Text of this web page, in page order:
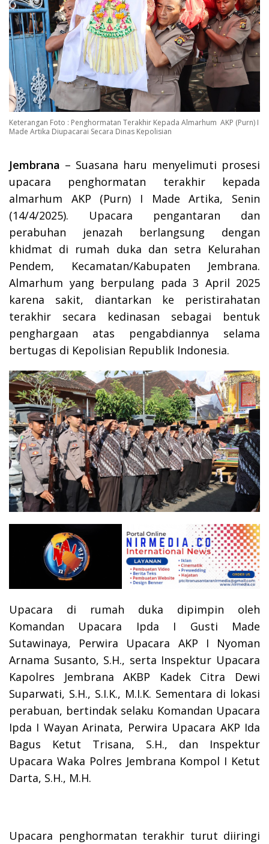
Keterangan Foto : Penghormatan Terakhir Kepada Almarhum AKP (Purn) I
Made Artika Diupacarai Secara Dinas Kepolisian
Jembrana – Suasana haru menyelimuti prosesi
upacara penghormatan terakhir kepada
almarhum AKP (Purn) I Made Artika, Senin
(14/4/2025). Upacara pengantaran dan
perabuhan jenazah berlangsung dengan
khidmat di rumah duka dan setra Kelurahan
Pendem, Kecamatan/Kabupaten Jembrana.
Almarhum yang berpulang pada 3 April 2025
karena sakit, diantarkan ke peristirahatan
terakhir secara kedinasan sebagai bentuk
penghargaan atas pengabdiannya selama
bertugas di Kepolisian Republik Indonesia.
Upacara di rumah duka dipimpin oleh
Komandan Upacara Ipda I Gusti Made
Sutawinaya, Perwira Upacara AKP I Nyoman
Arnama Susanto, S.H., serta Inspektur Upacara
Kapolres Jembrana AKBP Kadek Citra Dewi
Suparwati, S.H., S.I.K., M.I.K. Sementara di lokasi
perabuan, bertindak selaku Komandan Upacara
Ipda I Wayan Arinata, Perwira Upacara AKP Ida
Bagus Ketut Trisana, S.H., dan Inspektur
Upacara Waka Polres Jembrana Kompol I Ketut
Darta, S.H., M.H.
Upacara penghormatan terakhir turut diiringi